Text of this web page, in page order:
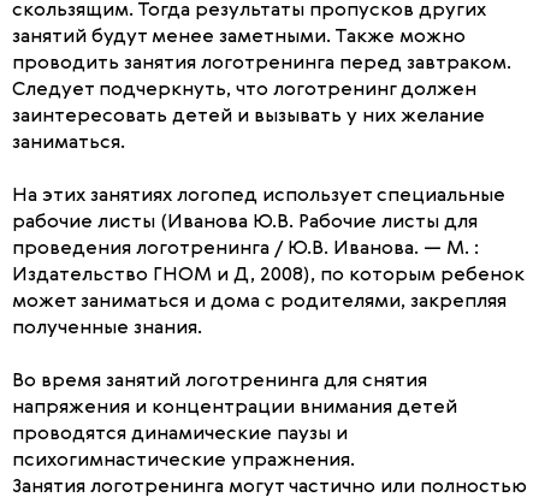
скользящим. Тогда результаты пропусков других
занятий будут менее заметными. Также можно
проводить занятия логотренинга перед завтраком.
Следует подчеркнуть, что логотренинг должен
заинтересовать детей и вызывать у них желание
заниматься.
На этих занятиях логопед использует специальные
рабочие листы (Иванова Ю.В. Рабочие листы для
проведения логотренинга / Ю.В. Иванова. — М. :
Издательство ГНОМ и Д, 2008), по которым ребенок
может заниматься и дома с родителями, закрепляя
полученные знания.
Во время занятий логотренинга для снятия
напряжения и концентрации внимания детей
проводятся динамические паузы и
психогимнастические упражнения.
Занятия логотренинга могут частично или полностью